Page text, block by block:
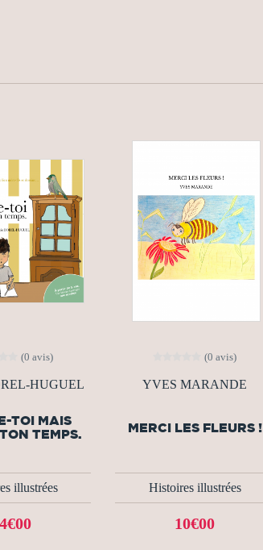
(0 avis)
HUGUEL
TOI MAIS
TEMPS.
illustrées
(0 avis)
YVES MARANDE
MERCI LES FLEURS !
Histoires illustrées
10€00